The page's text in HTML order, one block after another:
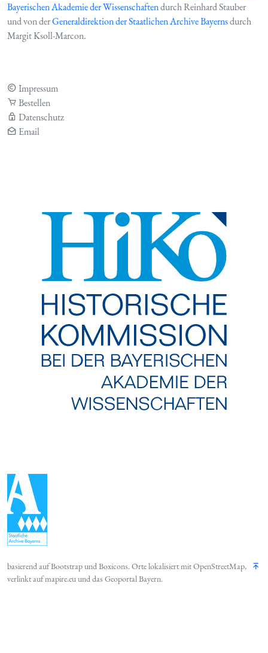
Bayerischen Akademie der Wissenschaftendurch Reinhard Stauber
und von derGeneraldirektion der Staatlichen Archive Bayernsdurch
Margit Ksoll-Marcon.
Impressum
Bestellen
Datenschutz
Email
basierend aufBootstrapundBoxicons. Orte lokalisiert mitOpenStreetMap,
verlinkt aufmapire.euund das Geoportal Bayern.